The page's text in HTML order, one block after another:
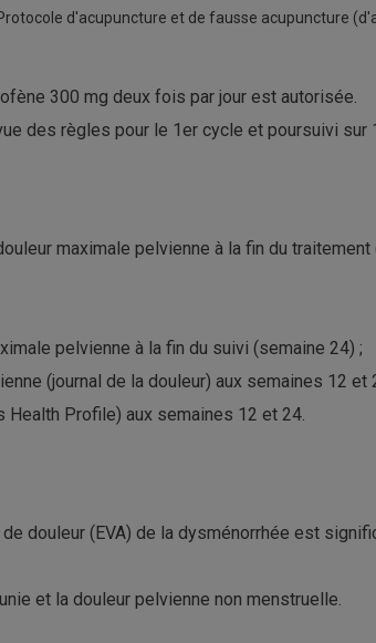
Protocole d'acupuncture et de fausse acupuncture
300 mg deux fois par jour est autorisée.
des règles pour le 1er cycle et poursuivi
maximale pelvienne à la fin du
pelvienne à la fin du suivi (semaine 24) ;
(journal de la douleur) aux semaines 12 et
Profile) aux semaines 12 et 24.
douleur (EVA) de la dysménorrhée est
et la douleur pelvienne non menstruelle.